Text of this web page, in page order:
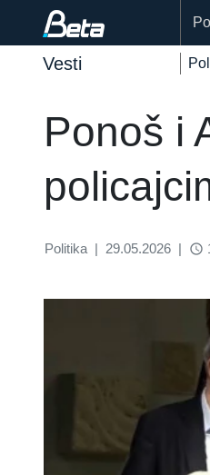
Vesti
Ponoš i
Politika | 29.05.2026 | access_time